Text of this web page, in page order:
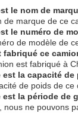
le nom de
de marque de ce
le numéro de
de modèle de
fabriqué ce
est fabriqué à
est la capacité
de poids de
est la période de
nous ne pouvons